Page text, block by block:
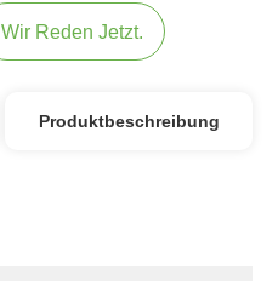
Wir Reden Jetzt.
Produktbeschreibung